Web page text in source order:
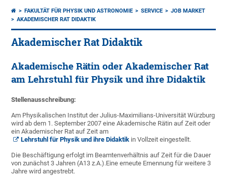
FAKULTÄT FÜR PHYSIK UND ASTRONOMIE SERVICE
JOB MARKET
AKADEMISCHER RAT DIDAKTIK
Akademischer Rat Didaktik
Akademische Rätin oder Akademischer Rat
am Lehrstuhl für Physik und ihre Didaktik
Stellenausschreibung:
Am Physikalischen Institut der Julius-Maximilians-Universität Würzburg
wird ab dem 1. September 2007 eine Akademische Rätin auf Zeit oder
ein Akademischer Rat auf Zeit am
Lehrstuhl für Physik und ihre Didaktik in Vollzeit eingestellt.
Die Beschäftigung erfolgt im Beamtenverhältnis auf Zeit für die Dauer
von zunächst 3 Jahren (A13 z.A.).Eine erneute Ernennung für weitere 3
Jahre wird angestrebt.